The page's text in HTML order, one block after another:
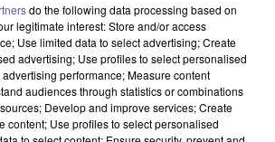
do the following data processing based on
legitimate interest: Store and/or access
Use limited data to select advertising; Create
advertising; Use profiles to select personalised
performance; Measure content
audiences through statistics or combinations
Develop and improve services; Create
content; Use profiles to select personalised